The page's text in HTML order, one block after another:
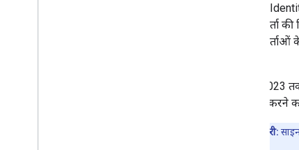
Google
उपयोगकर्ता
अगस्त 2023
इस्तेमाल करने
अहम जानकारी: